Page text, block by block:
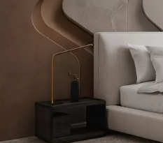
.67 34.00
Premium-Vinyl
.00
Peel and Stick
.00 /m²